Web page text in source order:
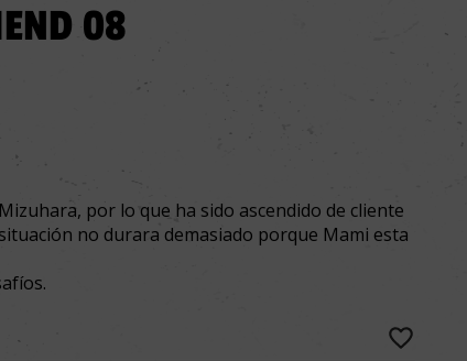
08
por lo que ha sido ascendido de cliente
no durara demasiado porque Mami esta